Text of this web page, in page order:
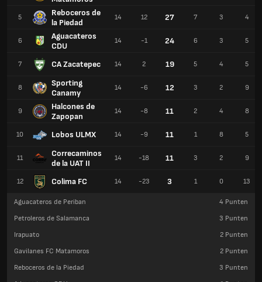
5
Reboceros de
la Piedad
6
Aguacateros
CDU
7 CA Zacatepec
8
Sporting
Canamy
9
Halcones de
Zapopan
10 Lobos ULMX
11
Correcaminos
de la UAT II
12 Colima FC
14 12 27 7 3 4
14 -1 24 6 3 5
14 2 19 5 4 5
14 -6 12 3 2 9
14 -8 11 2 4 8
14 -9 11 1 8 5
14 -18 11 3 2 9
14 -23 3 1 0 13
Aguacateros de Periban 4 Punten
Petroleros de Salamanca
3 Punten
Irapuato
2 Punten
Gavilanes FC Matamoros
2 Punten
Reboceros de la Piedad
3 Punten